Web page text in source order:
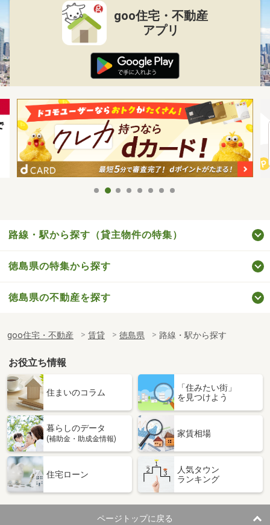
goo住宅・不動産
アプリ
路線・駅から探す（貸主物件の特集）
徳島県の特集から探す
徳島県の不動産を探す
goo住宅・不動産 賃貸 徳島県 路線・駅から探す
お役立ち情報
住まいのコラム
「住みたい街」
を見つけよう
暮らしのデータ
(補助金・助成金情報)
家賃相場
住宅ローン
人気タウン
ランキング
ページトップに戻る